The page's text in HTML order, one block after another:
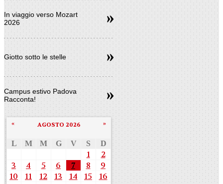
In viaggio verso Mozart
2026
Giotto sotto le stelle
Campus estivo Padova
Racconta!
AGOSTO 2026
« »
L M M G V S D
1
2
3
4 5 6 7 8
9
10
11 12 13 14 15
16